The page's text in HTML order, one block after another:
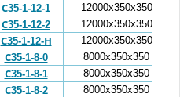
С35-1-12-1
12000x350x350
С35-1-12-2
12000x350x350
С35-1-12-Н
12000x350x350
С35-1-8-0
8000x350x350
С35-1-8-1
8000x350x350
С35-1-8-2
8000x350x350